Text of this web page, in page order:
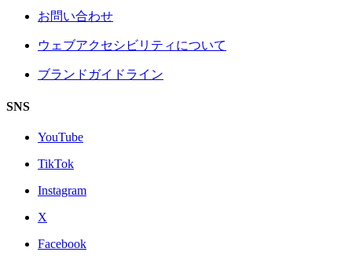
お問い合わせ
ウェブアクセシビリティについて
ブランドガイドライン
SNS
YouTube
TikTok
Instagram
X
Facebook